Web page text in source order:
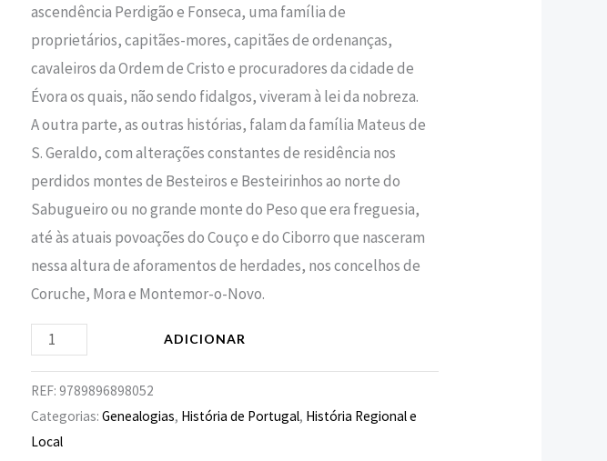
ascendência Perdigão e Fonseca, uma família de
proprietários, capitães-mores, capitães de ordenanças,
cavaleiros da Ordem de Cristo e procuradores da cidade de
Évora os quais, não sendo fidalgos, viveram à lei da nobreza.
A outra parte, as outras histórias, falam da família Mateus de
S. Geraldo, com alterações constantes de residência nos
perdidos montes de Besteiros e Besteirinhos ao norte do
Sabugueiro ou no grande monte do Peso que era freguesia,
até às atuais povoações do Couço e do Ciborro que nasceram
nessa altura de aforamentos de herdades, nos concelhos de
Coruche, Mora e Montemor-o-Novo.
ADICIONAR
REF: 9789896898052
Categorias: Genealogias, História de Portugal, História Regional e
Local